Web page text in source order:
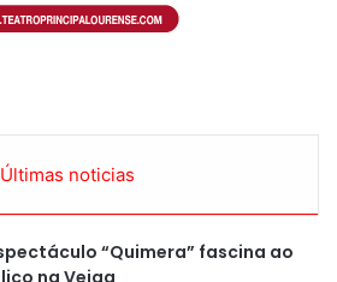
Últimas noticias
“Quimera” fascina ao